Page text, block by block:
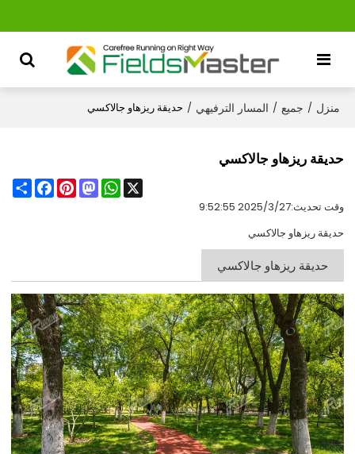
منزل / جميع / المسار الترفيهي / حديقة ريزهاو جالاكسي
حديقة ريزهاو جالاكسي
Share
FacebookPinterest
Mastodon
WhatsApp
X
وقت تحديث:2025/3/27 9:52:55
حديقة ريزهاو جالاكسي
حديقة ريزهاو جالاكسي